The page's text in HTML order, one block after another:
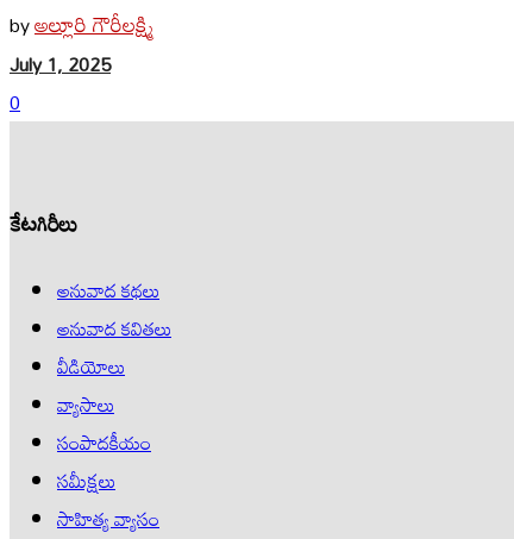
byఅల్లూరి గౌరీలక్ష్మి
July 1, 2025
0
కేటగిరీలు
అనువాద కథలు
అనువాద కవితలు
వీడియోలు
వ్యాసాలు
సంపాదకీయం
సమీక్షలు
సాహిత్య వ్యాసం